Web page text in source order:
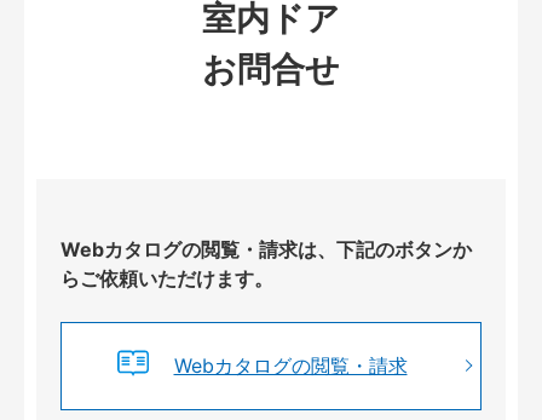
室内ドア
お問合せ
Webカタログの閲覧・請求は、下記のボタンか
らご依頼いただけます。
Webカタログの閲覧・請求